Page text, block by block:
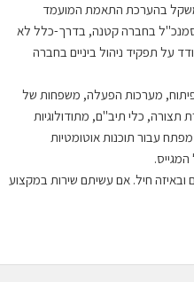
יש משקל בהערכת התאמת המועמד
סמנכ"ל בחברה קטנה, בדרך-כלל לא
על תפקיד ניהול ביניים בחברה
פיתוח, מערכות הפעלה, משפחות של
תצורה, כלי תיב"ם, מתודולוגיות
עבור תוכנות אוטומטיות
ובאיזה חיל. אם עשיתם שירות במקצוע